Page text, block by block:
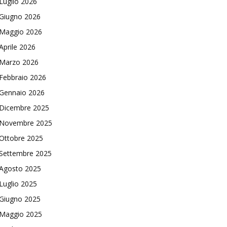
2026
2026
2026
2026
2026
2026
2025
2025
2025
2025
2025
2025
2025
2025